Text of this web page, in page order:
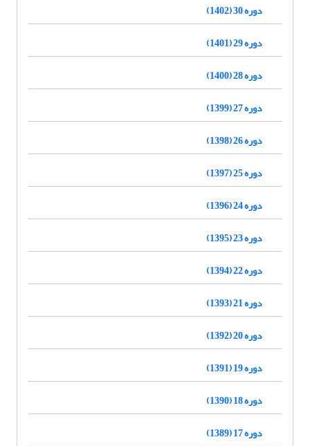
دوره 30 (1402)
دوره 29 (1401)
دوره 28 (1400)
دوره 27 (1399)
دوره 26 (1398)
دوره 25 (1397)
دوره 24 (1396)
دوره 23 (1395)
دوره 22 (1394)
دوره 21 (1393)
دوره 20 (1392)
دوره 19 (1391)
دوره 18 (1390)
دوره 17 (1389)